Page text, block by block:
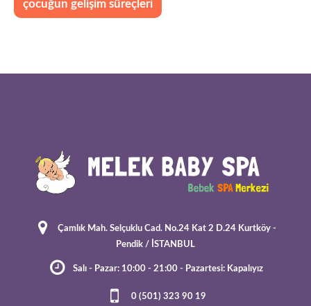
çocuğun gelişim süreçleri
Çamlık Mah. Selçuklu Cad. No.24 Kat 2 D.24 Kurtköy -
Pendik / İSTANBUL
Salı - Pazar: 10:00 - 21:00 - Pazartesi: Kapalıyız
0 (501) 323 90 19